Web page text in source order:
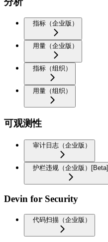
指标（企业版）
用量（企业版）
指标（组织）
用量（组织）
可观测性
审计日志（企业版）
护栏违规（企业版）[Beta]
Devin for Security
代码扫描（企业版）